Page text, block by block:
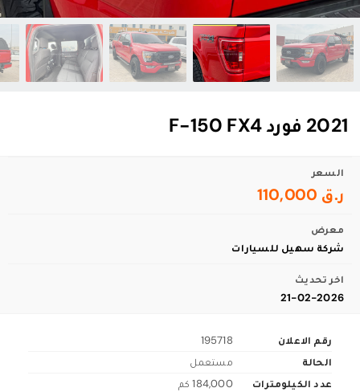
2021 فورد F-150 FX4
السعر
ر.ق 110,000
معرض
شركة سهيل للسيارات
اخر تحديث
21-02-2026
رقم الاعلان
195718
الحالة
مستعمل
عدد الكيلومترات
184,000 كم